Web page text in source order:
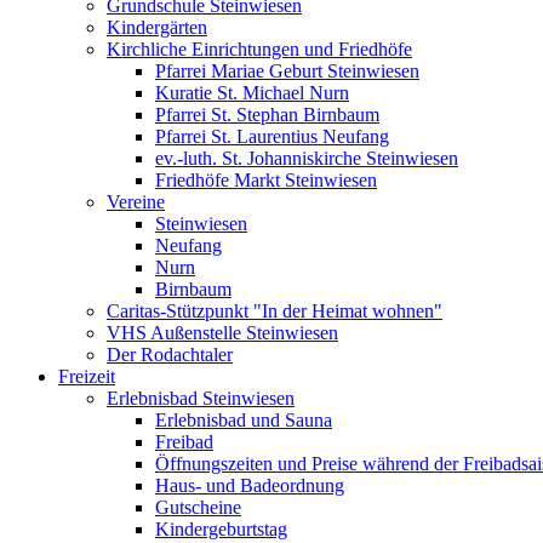
Grundschule Steinwiesen
Kindergärten
Kirchliche Einrichtungen und Friedhöfe
Pfarrei Mariae Geburt Steinwiesen
Kuratie St. Michael Nurn
Pfarrei St. Stephan Birnbaum
Pfarrei St. Laurentius Neufang
ev.-luth. St. Johanniskirche Steinwiesen
Friedhöfe Markt Steinwiesen
Vereine
Steinwiesen
Neufang
Nurn
Birnbaum
Caritas-Stützpunkt "In der Heimat wohnen"
VHS Außenstelle Steinwiesen
Der Rodachtaler
Freizeit
Erlebnisbad Steinwiesen
Erlebnisbad und Sauna
Freibad
Öffnungszeiten und Preise während der
Haus- und Badeordnung
Gutscheine
Kindergeburtstag